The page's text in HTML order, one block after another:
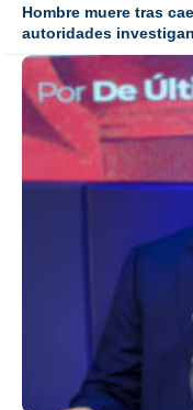
Hombre muere tras
autoridades